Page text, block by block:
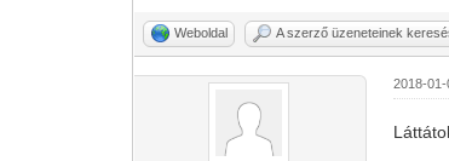
Weboldal A szerző üzeneteinek
2018-